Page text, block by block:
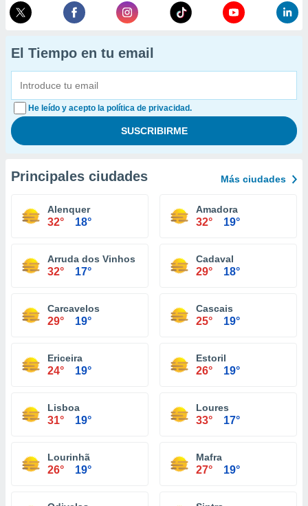
El Tiempo en tu email
He leído y acepto la política de privacidad.
Principales ciudades Más ciudades
Alenquer
32° 18°
Amadora
32° 19°
Arruda dos Vinhos
32° 17°
Cadaval
29° 18°
Carcavelos
29° 19°
Cascais
25° 19°
Ericeira
24° 19°
Estoril
26° 19°
Lisboa
31° 19°
Loures
33° 17°
Lourinhã
26° 19°
Mafra
27° 19°